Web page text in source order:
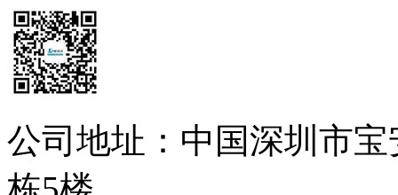
公司地址：中国深圳市